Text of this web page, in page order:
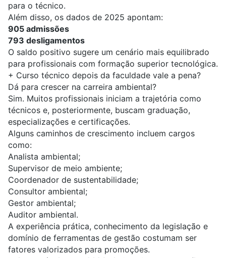
para o técnico.
Além disso, os dados de 2025 apontam:
905 admissões
793 desligamentos
O saldo positivo sugere um cenário mais equilibrado
para profissionais com formação superior tecnológica.
+ Curso técnico depois da faculdade vale a pena?
Dá para crescer na carreira ambiental?
Sim. Muitos profissionais iniciam a trajetória como
técnicos e, posteriormente, buscam graduação,
especializações e certificações.
Alguns caminhos de crescimento incluem cargos
como:
Analista ambiental;
Supervisor de meio ambiente;
Coordenador de sustentabilidade;
Consultor ambiental;
Gestor ambiental;
Auditor ambiental.
A experiência prática, conhecimento da legislação e
domínio de ferramentas de gestão costumam ser
fatores valorizados para promoções.